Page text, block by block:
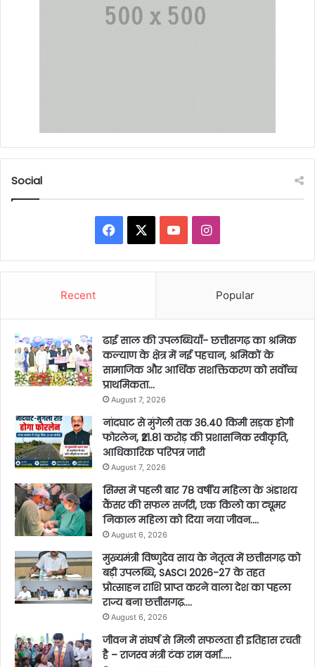
Social
Facebook YouTubeInstagram
Recent Popular
ढाई साल की उपलब्धियाँ- छत्तीसगढ़ का श्रमिक
कल्याण के क्षेत्र में नई पहचान, श्रमिकों के
सामाजिक और आर्थिक सशक्तिकरण को सर्वाेच्च
प्राथमिकता…
August 7, 2026
नांदघाट से मुंगेली तक 36.40 किमी सड़क होगी
फोरलेन, ₹21.81 करोड़ की प्रशासनिक स्वीकृति,
आधिकारिक परिपत्र जारी
August 7, 2026
सिम्स में पहली बार 78 वर्षीय महिला के अंडाशय
कैंसर की सफल सर्जरी, एक किलो का ट्यूमर
निकाल महिला को दिया नया जीवन….
August 6, 2026
मुख्यमंत्री विष्णुदेव साय के नेतृत्व में छत्तीसगढ़ को
बड़ी उपलब्धि, SASCI 2026-27 के तहत
प्रोत्साहन राशि प्राप्त करने वाला देश का पहला
राज्य बना छत्तीसगढ़….
August 6, 2026
जीवन में संघर्ष से मिली सफलता ही इतिहास रचती
है – राजस्व मंत्री टंक राम वर्मा…..